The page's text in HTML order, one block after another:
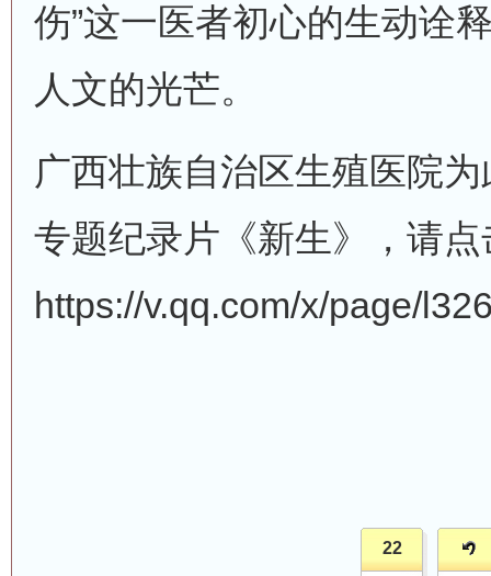
伤”这一医者初心的生动诠
人文的光芒。
广西壮族自治区生殖医院
专题纪录片《新生》，请
https://v.qq.com/x/page/
22